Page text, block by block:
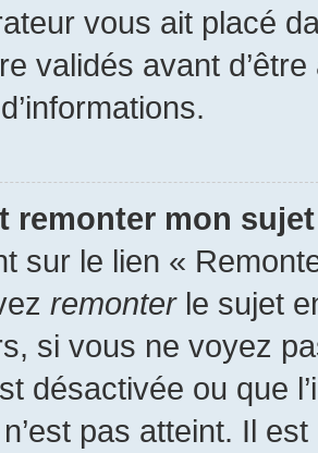
vous ait placé
validés avant
remonter mon
sur le lien «
remonterle sujet
si vous ne voyez
désactivée ou que
pas atteint. Il